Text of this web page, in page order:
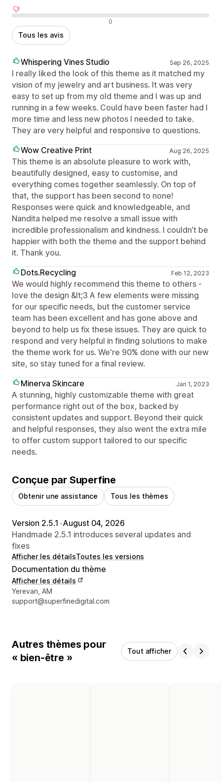
Avis négatifs 0
Tous les avis
Whispering Vines Studio Sep 26, 2025
I really liked the look of this theme as it matched my
vision of my jewelry and art business. It was very
easy to set up from my old theme and I was up and
running in a few weeks. Could have been faster had I
more time and less new photos I needed to take.
They are very helpful and responsive to questions.
Wow Creative Print
Aug 26, 2025
This theme is an absolute pleasure to work with,
beautifully designed, easy to customise, and
everything comes together seamlessly. On top of
that, the support has been second to none!
Responses were quick and knowledgeable, and
Nandita helped me resolve a small issue with
incredible professionalism and kindness. I couldn’t be
happier with both the theme and the support behind
it. Thank you.
Dots.Recycling
Feb 12, 2023
We would highly recommend this theme to others -
love the design &lt;3 A few elements were missing
for our specific needs, but the customer service
team has been excellent and has gone above and
beyond to help us fix these issues. They are quick to
respond and very helpful in finding solutions to make
the theme work for us. We're 90% done with our new
site, so stay tuned for a final review.
Minerva Skincare
Jan 1, 2023
A stunning, highly customizable theme with great
performance right out of the box, backed by
consistent updates and support. Beyond their quick
and helpful responses, they also went the extra mile
to offer custom support tailored to our specific
needs.
Conçue par Superfine
Obtenir une assistance Tous les thèmes
Version 2.5.1 •August 04, 2026
Handmade 2.5.1 introduces several updates and
fixes
Afficher les détailsToutes les versions
Documentation du thème
Afficher les détails
Coordonnées du concepteur
Yerevan, AM
support@superfinedigital.com
Autres thèmes pour
« bien-être »
Tout afficher